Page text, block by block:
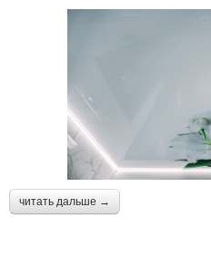
читать дальше →